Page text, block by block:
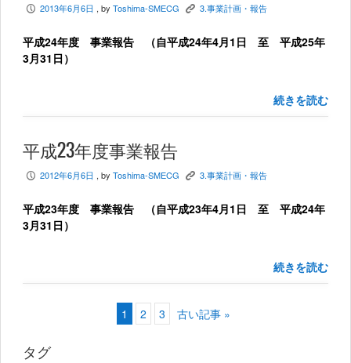
P 2013年6月6日 , by Toshima-SMECG K 3.事業計画・報告
平成24年度 事業報告 （自平成24年4月1日 至 平成25年
3月31日）
続きを読む
平成23年度事業報告
P 2012年6月6日 , by Toshima-SMECG K 3.事業計画・報告
平成23年度 事業報告 （自平成23年4月1日 至 平成24年
3月31日）
続きを読む
1 2 3 古い記事 »
タグ